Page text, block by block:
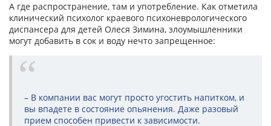
А где распространение, там и употребление. Как отметила
клинический психолог краевого психоневрологического
диспансера для детей Олеся Зимина, злоумышленники
могут добавить в сок и воду нечто запрещенное:
– В компании вас могут просто угостить напитком, и
вы впадете в состояние опьянения. Даже разовый
прием способен привести к зависимости.